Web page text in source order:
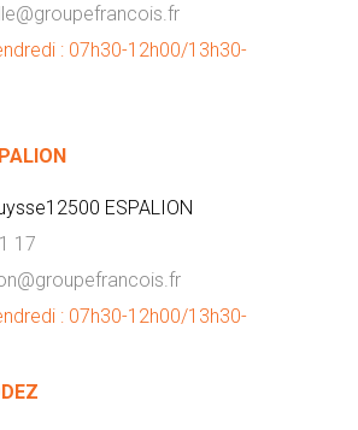
: 07h30-12h00/13h30-
ESPALION
17
: 07h30-12h00/13h30-